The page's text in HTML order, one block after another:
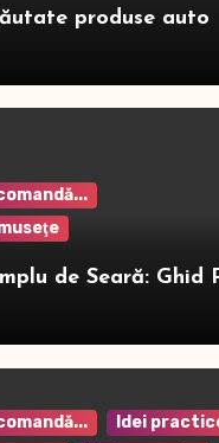
produse auto
de Seară: Ghid
Idei